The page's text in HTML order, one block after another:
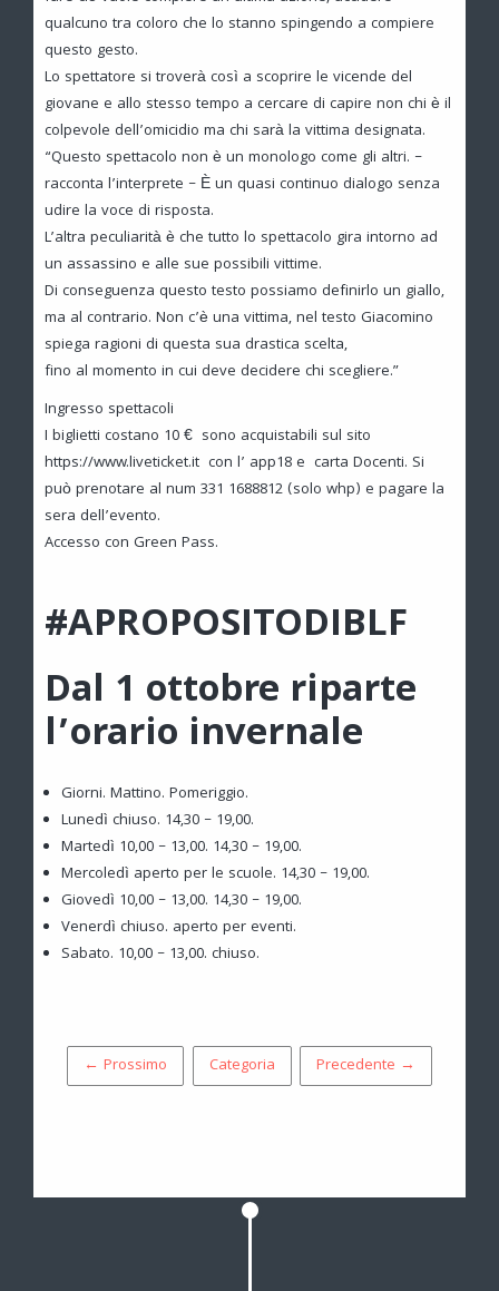
qualcuno tra coloro che lo stanno spingendo a compiere
questo gesto.
Lo spettatore si troverà così a scoprire le vicende del
giovane e allo stesso tempo a cercare di capire non chi è il
colpevole dell’omicidio ma chi sarà la vittima designata.
“Questo spettacolo non è un monologo come gli altri. –
racconta l’interprete – È un quasi continuo dialogo senza
udire la voce di risposta.
L’altra peculiarità è che tutto lo spettacolo gira intorno ad
un assassino e alle sue possibili vittime.
Di conseguenza questo testo possiamo definirlo un giallo,
ma al contrario. Non c’è una vittima, nel testo Giacomino
spiega ragioni di questa sua drastica scelta,
fino al momento in cui deve decidere chi scegliere.”
Ingresso spettacoli
I biglietti costano 10 € sono acquistabili sul sito
https://www.liveticket.it con l’ app18 e carta Docenti. Si
può prenotare al num 331 1688812 (solo whp) e pagare la
sera dell’evento.
Accesso con Green Pass.
#APROPOSITODIBLF
Dal 1 ottobre riparte
l’orario invernale
Giorni. Mattino. Pomeriggio.
Lunedì chiuso. 14,30 – 19,00.
Martedì 10,00 – 13,00. 14,30 – 19,00.
Mercoledì aperto per le scuole. 14,30 – 19,00.
Giovedì 10,00 – 13,00. 14,30 – 19,00.
Venerdì chiuso. aperto per eventi.
Sabato. 10,00 – 13,00. chiuso.
← Prossimo Categoria Precedente →